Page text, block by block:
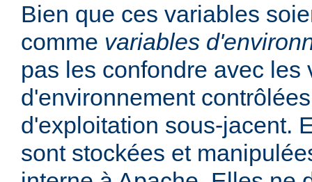
Bien que ces variables
comme variables
pas les confondre avec les
d'environnement
d'exploitation sous-jacent.
sont stockées et